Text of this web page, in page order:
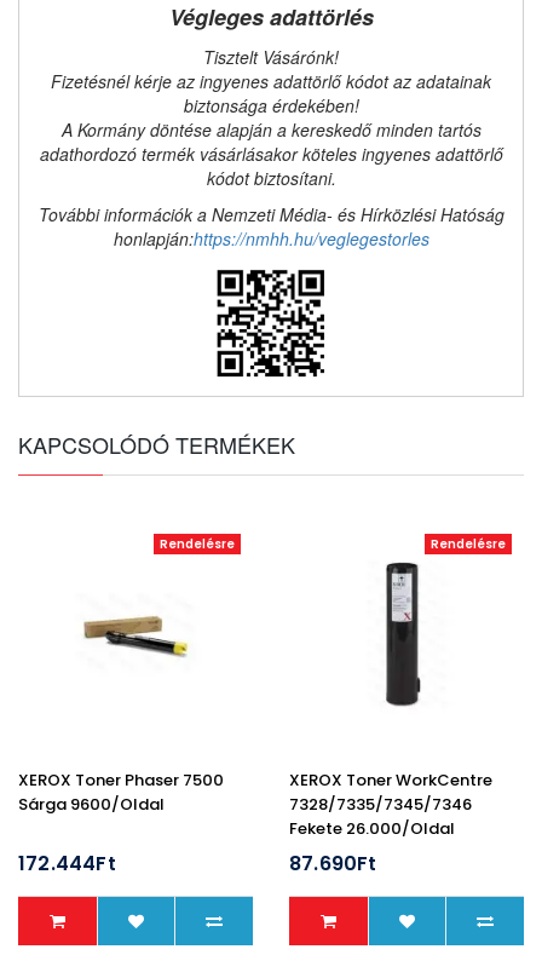
Végleges adattörlés
Tisztelt Vásárónk!
Fizetésnél kérje az ingyenes adattörlő kódot az adatainak
biztonsága érdekében!
A Kormány döntése alapján a kereskedő minden tartós
adathordozó termék vásárlásakor köteles ingyenes adattörlő
kódot biztosítani.
További információk a Nemzeti Média- és Hírközlési Hatóság
honlapján:https://nmhh.hu/veglegestorles
KAPCSOLÓDÓ TERMÉKEK
Rendelésre
XEROX Toner Phaser 7500
Sárga 9600/oldal
172.444Ft
Rendelésre
XEROX Toner WorkCentre
7328/7335/7345/7346
Fekete 26.000/oldal
87.690Ft